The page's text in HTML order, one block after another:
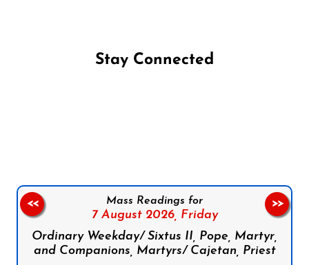
Stay Connected
Mass Readings for
7 August 2026, Friday
Ordinary Weekday/ Sixtus II, Pope, Martyr,
and Companions, Martyrs/ Cajetan, Priest
<< >>